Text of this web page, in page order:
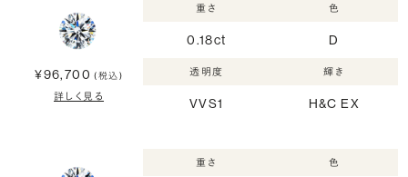
¥96,700 (税込)
詳しく見る
重さ
0.18ct
色
D
透明度
VVS1
輝き
H&C EX
重さ 色